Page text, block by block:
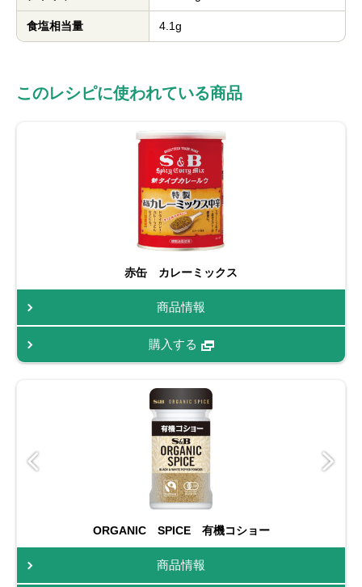
食塩相当量 4.1g
このレシピに使われている商品
赤缶 カレーミックス
商品情報
購入する
ORGANIC SPICE 有機コショー
商品情報